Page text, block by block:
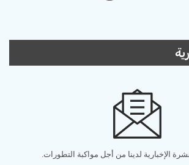
الإخبارية لدينا من أجل مواكبة التطورات.